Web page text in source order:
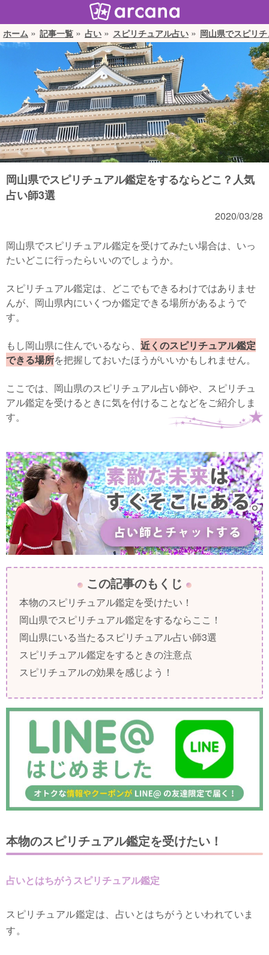
ホーム 記事一覧 占い スピリチュアル占い 岡山県でスピリ
岡山県でスピリチュアル鑑定をするならどこ？人気
占い師3選
2020/03/28
岡山県でスピリチュアル鑑定を受けてみたい場合は、いっ
たいどこに行ったらいいのでしょうか。
スピリチュアル鑑定は、どこでもできるわけではありませ
んが、岡山県内にいくつか鑑定できる場所があるようで
す。
もし岡山県に住んでいるなら、 近くのスピリチュアル鑑定
できる場所を把握しておいたほうがいいかもしれません。
ここでは、岡山県のスピリチュアル占い師や、スピリチュ
アル鑑定を受けるときに気を付けることなどをご紹介しま
す。
この記事のもくじ
本物のスピリチュアル鑑定を受けたい！
岡山県でスピリチュアル鑑定をするならここ！
岡山県にいる当たるスピリチュアル占い師3選
スピリチュアル鑑定をするときの注意点
スピリチュアルの効果を感じよう！
本物のスピリチュアル鑑定を受けたい！
占いとはちがうスピリチュアル鑑定
スピリチュアル鑑定は、占いとはちがうといわれていま
す。